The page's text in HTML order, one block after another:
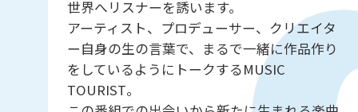
世界へリスナーを誘います。
アーティスト、プロデューサー、クリエイタ
ー自身の生の言葉で、まるで一緒に作品作り
をしているようにトークするMUSIC
TOURIST。